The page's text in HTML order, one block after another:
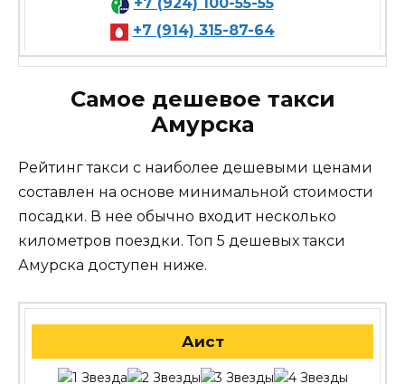
+7 (914) 315-87-64
Самое дешевое такси
Амурска
Рейтинг такси с наиболее дешевыми ценами
составлен на основе минимальной стоимости
посадки. В нее обычно входит несколько
километров поездки. Топ 5 дешевых такси
Амурска доступен ниже.
Аист